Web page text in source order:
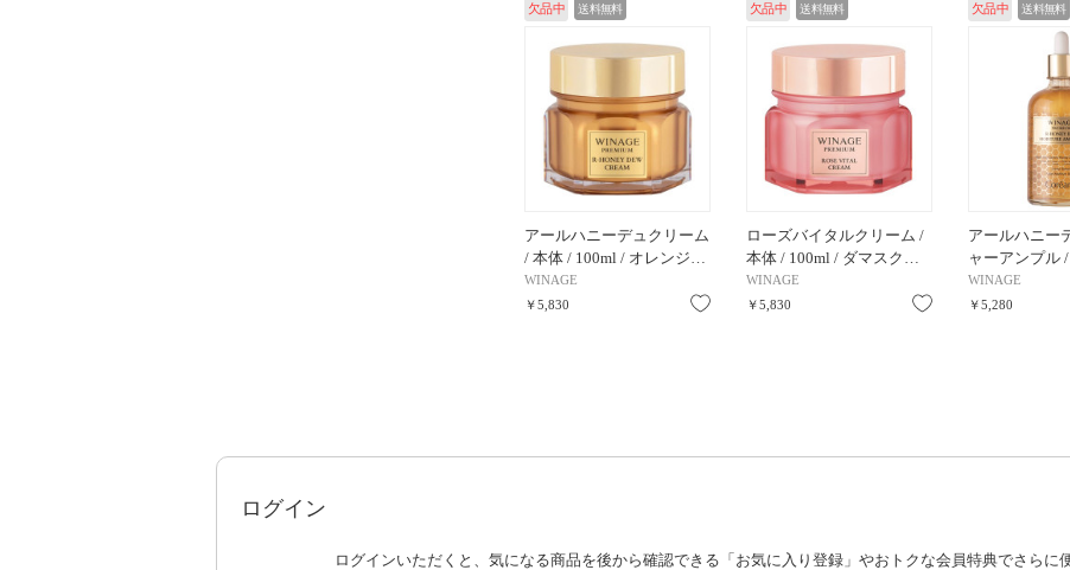
欠品中 送料無料
アールハニーデュクリーム
/ 本体 / 100ml / オレンジ…
WINAGE
￥5,830
お気に入り
欠品中 送料無料
ローズバイタルクリーム /
本体 / 100ml / ダマスク…
WINAGE
￥5,830
お気に入り
欠品中 送料無料
アールハニー
ャーアンプル
WINAGE
￥5,280
ログイン
ログインいただくと、気になる商品を後から確認できる「お気に入り登録」やおトクな会員特典でさらに